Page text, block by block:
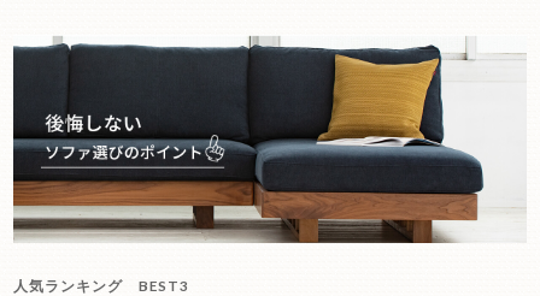
人気ランキング BEST3